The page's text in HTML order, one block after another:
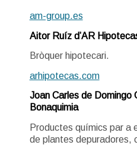
am-group.es
Aitor Ruíz d’AR
Bròquer hipotecari.
arhipotecas.com
Joan Carles de Domingo
Bonaquimia
Productes químics par a
de plantes depuradores,